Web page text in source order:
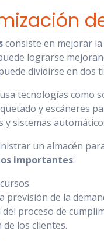
consiste en mejorar
lograrse
dividirse en dos
tecnologías como
y escáneres
sistemas
un almacén
importantes:
previsión de la
proceso de
los clientes.